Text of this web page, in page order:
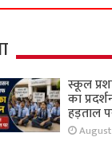
स्कूल
का
हड़ताल